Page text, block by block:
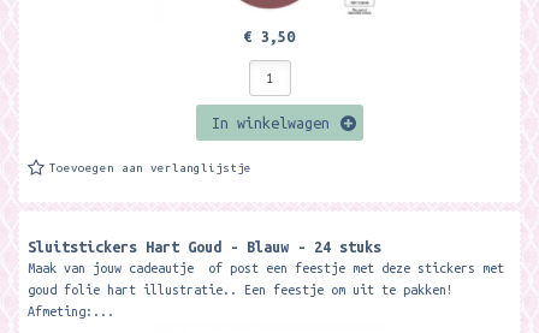
€ 3,50
In winkelwagen
Toevoegen aan verlanglijstje
Sluitstickers Hart Goud - Blauw - 24 stuks
Maak van jouw cadeautje of post een feestje met deze stickers met
goud folie hart illustratie.. Een feestje om uit te pakken!
Afmeting:...